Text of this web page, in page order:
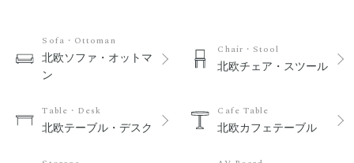
Sofa・Ottoman
北欧ソファ・オットマ
ン
Chair・Stool
北欧チェア・スツール
Table・Desk
北欧テーブル・デスク
Cafe Table
北欧カフェテーブル